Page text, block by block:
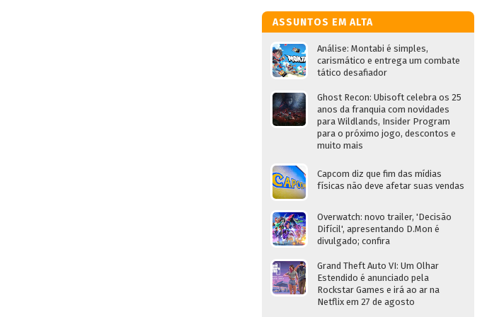
ASSUNTOS EM ALTA
Análise: Montabi é simples,
carismático e entrega um combate
tático desafiador
Ghost Recon: Ubisoft celebra os 25
anos da franquia com novidades
para Wildlands, Insider Program
para o próximo jogo, descontos e
muito mais
Capcom diz que fim das mídias
físicas não deve afetar suas vendas
Overwatch: novo trailer, 'Decisão
Difícil', apresentando D.Mon é
divulgado; confira
Grand Theft Auto VI: Um Olhar
Estendido é anunciado pela
Rockstar Games e irá ao ar na
Netflix em 27 de agosto